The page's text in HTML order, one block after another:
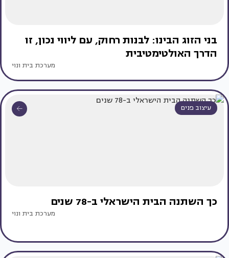
בני הזוג הבינו: לבנות רחוק, עם ליווי נכון, זו
הדרך האולטימטיבית
מערכת בית ונוי
עיצוב פנים
כך השתנה הבית הישראלי ב-78 שנים
מערכת בית ונוי